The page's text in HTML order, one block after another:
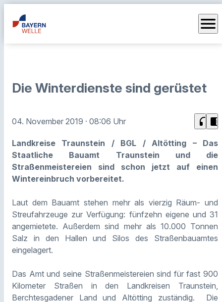
menu
Die Winterdienste sind gerüstet
04. November 2019 · 08:06 Uhr headphones chrome_reader_mode
Landkreise Traunstein / BGL / Altötting – Das
Staatliche Bauamt Traunstein und die
Straßenmeistereien sind schon jetzt auf einen
Wintereinbruch vorbereitet.
Laut dem Bauamt stehen mehr als vierzig Räum- und
Streufahrzeuge zur Verfügung: fünfzehn eigene und 31
angemietete. Außerdem sind mehr als 10.000 Tonnen
Salz in den Hallen und Silos des Straßenbauamtes
eingelagert.
Das Amt und seine Straßenmeistereien sind für fast 900
Kilometer Straßen in den Landkreisen Traunstein,
Berchtesgadener Land und Altötting zuständig. Die